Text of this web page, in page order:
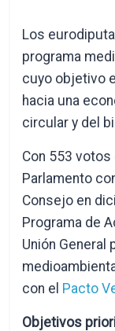
Los
programa
cuyo objetivo
hacia una
circular y del
Con 553 votos
Parlamento
Consejo en
Programa de
Unión General
con el Pacto
Objetivos